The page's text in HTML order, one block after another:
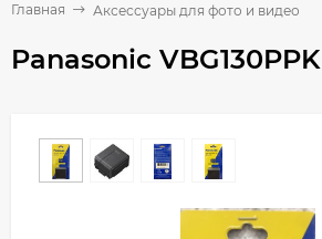
Главная Аксессуары для фото и видео
Panasonic VBG130PPK